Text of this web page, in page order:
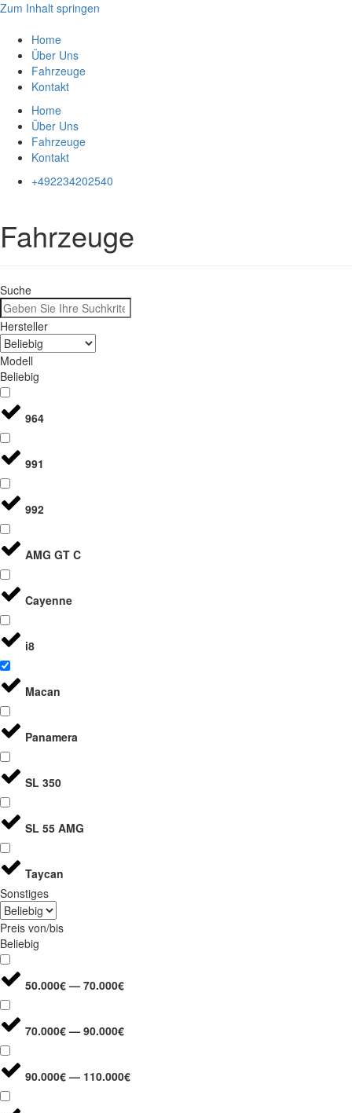
Zum Inhalt springen
Home
Über Uns
Fahrzeuge
Kontakt
Home
Über Uns
Fahrzeuge
Kontakt
+492234202540
Fahrzeuge
Suche
Hersteller
Modell
Beliebig
964
991
992
AMG GT C
Cayenne
i8
Macan
Panamera
SL 350
SL 55 AMG
Taycan
Sonstiges
Preis von/bis
Beliebig
50.000€ — 70.000€
70.000€ — 90.000€
90.000€ — 110.000€